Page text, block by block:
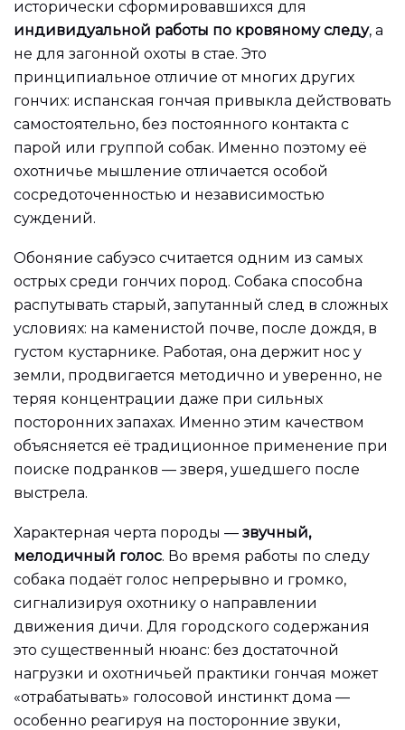
исторически сформировавшихся для
индивидуальной работы по кровяному следу, а
не для загонной охоты в стае. Это
принципиальное отличие от многих других
гончих: испанская гончая привыкла действовать
самостоятельно, без постоянного контакта с
парой или группой собак. Именно поэтому её
охотничье мышление отличается особой
сосредоточенностью и независимостью
суждений.
Обоняние сабуэсо считается одним из самых
острых среди гончих пород. Собака способна
распутывать старый, запутанный след в сложных
условиях: на каменистой почве, после дождя, в
густом кустарнике. Работая, она держит нос у
земли, продвигается методично и уверенно, не
теряя концентрации даже при сильных
посторонних запахах. Именно этим качеством
объясняется её традиционное применение при
поиске подранков — зверя, ушедшего после
выстрела.
Характерная черта породы — звучный,
мелодичный голос. Во время работы по следу
собака подаёт голос непрерывно и громко,
сигнализируя охотнику о направлении
движения дичи. Для городского содержания
это существенный нюанс: без достаточной
нагрузки и охотничьей практики гончая может
«отрабатывать» голосовой инстинкт дома —
особенно реагируя на посторонние звуки,